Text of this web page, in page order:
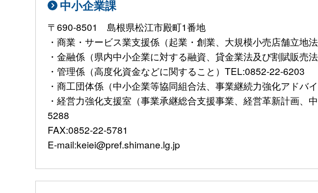
中小企業課
〒690-8501 島根県松江市殿町1番地
・商業・サービス業支援係（起業・創業、大規模小売店舗立
・金融係（県内中小企業に対する融資、貸金業法及び割賦販
・管理係（高度化資金などに関すること）TEL:0852-22-6203
・商工団体係（中小企業等協同組合法、事業継続力強化アド
・経営力強化支援室（事業承継総合支援事業、経営革新計画
5288
FAX:0852-22-5781
E-mail:keiei@pref.shimane.lg.jp